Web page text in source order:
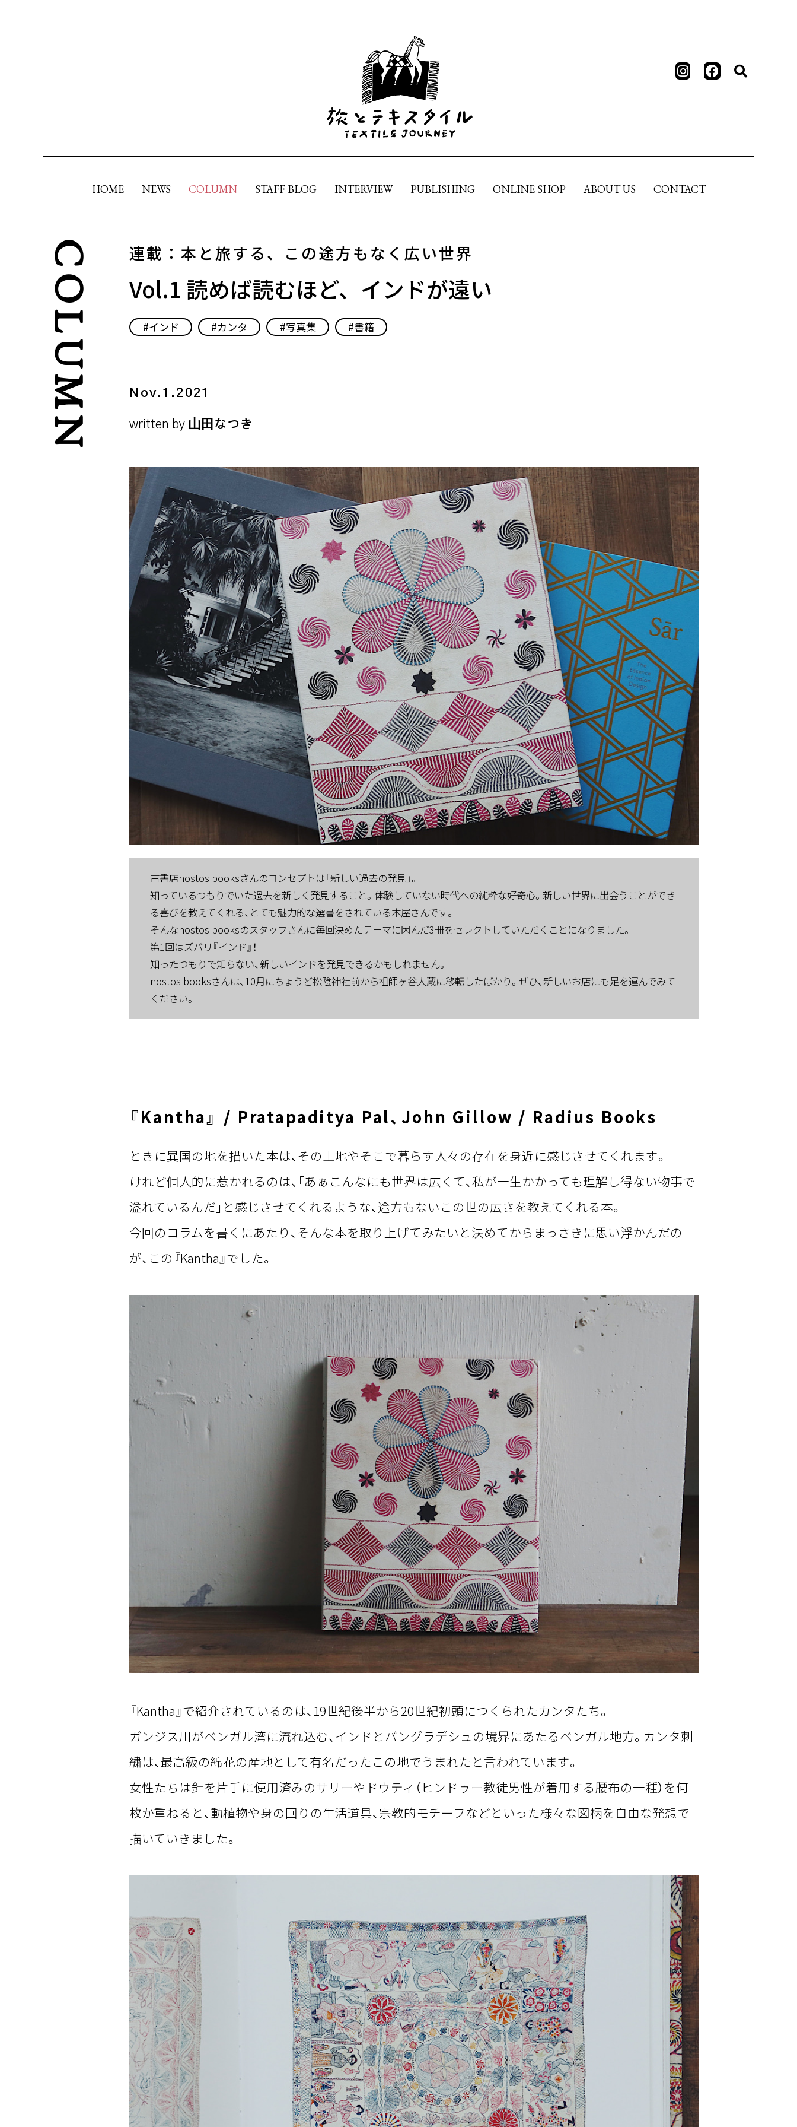
HOME NEWS COLUMN STAFF BLOG INTERVIEW PUBLISHING ONLINE SHOP ABOUT US CONTACT
COLUMN 連載：本と旅する、この途方もなく広い世界
Vol.1 読めば読むほど、インドが遠い
インド カンタ 写真集 書籍
Nov.1.2021
written by 山田なつき
古書店nostos booksさんのコンセプトは「新しい過去の発見」。
知っているつもりでいた過去を新しく発見すること。体験していない時代への純粋な好奇心。新しい世界に出会うことができ
る喜びを教えてくれる、とても魅力的な選書をされている本屋さんです。
そんなnostos booksのスタッフさんに毎回決めたテーマに因んだ3冊をセレクトしていただくことになりました。
第1回はズバリ『インド』！
知ったつもりで知らない、新しいインドを発見できるかもしれません。
nostos booksさんは、10月にちょうど松陰神社前から祖師ヶ谷大蔵に移転したばかり。ぜひ、新しいお店にも足を運んでみて
ください。
『Kantha』 / Pratapaditya Pal、John Gillow / Radius Books
ときに異国の地を描いた本は、その土地やそこで暮らす人々の存在を身近に感じさせてくれます。
けれど個人的に惹かれるのは、「あぁこんなにも世界は広くて、私が一生かかっても理解し得ない物事で
溢れているんだ」と感じさせてくれるような、途方もないこの世の広さを教えてくれる本。
今回のコラムを書くにあたり、そんな本を取り上げてみたいと決めてからまっさきに思い浮かんだの
が、この『Kantha』でした。
『Kantha』で紹介されているのは、19世紀後半から20世紀初頭につくられたカンタたち。
ガンジス川がベンガル湾に流れ込む、インドとバングラデシュの境界にあたるベンガル地方。カンタ刺
繍は、最高級の綿花の産地として有名だったこの地でうまれたと言われています。
女性たちは針を片手に使用済みのサリーやドウティ（ヒンドゥー教徒男性が着用する腰布の一種）を何
枚か重ねると、動植物や身の回りの生活道具、宗教的モチーフなどといった様々な図柄を自由な発想で
描いていきました。